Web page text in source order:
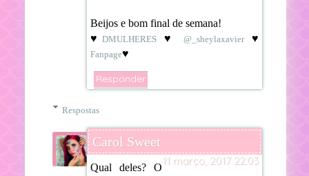
Beijos e bom final de semana!
♥ DMULHERES♥ @_sheylaxavier♥
Fanpage♥
Responder
Respostas
Carol Sweet
11 março, 2017 22:03
Qual deles? O